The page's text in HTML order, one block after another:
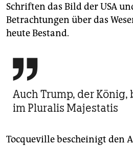
Schriften das Bild der USA
Betrachtungen über das
heute Bestand.

Auch Trump, der
im Pluralis Majestatis
Tocqueville bescheinigt den